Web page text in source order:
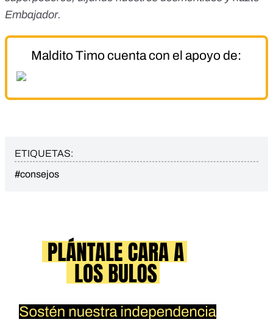
Embajador.
Maldito Timo cuenta con el apoyo de:
ETIQUETAS:
#consejos